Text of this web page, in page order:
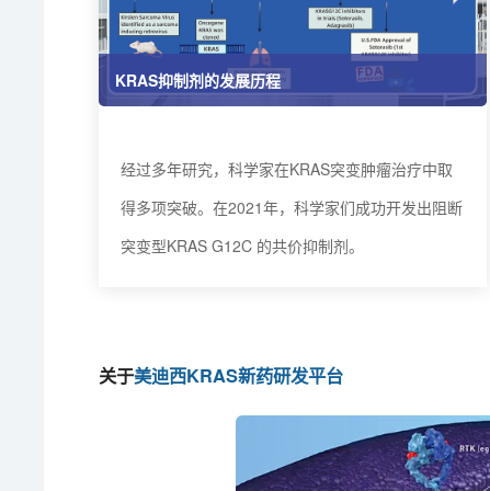
KRAS抑制剂的发展历程
经过多年研究，科学家在KRAS突变肿瘤治疗中取
得多项突破。在2021年，科学家们成功开发出阻断
突变型KRAS G12C 的共价抑制剂。
关于美迪西KRAS新药研发平台